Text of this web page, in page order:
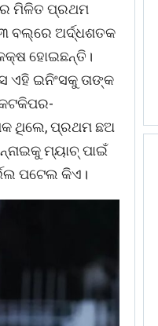
ମିଳିତ ପ୍ରଥମ
ବଲ୍‌ରେ ଅର୍ଦ୍ଧଶତକ
ହୋଇଛନ୍ତି।
ଏହି ଇନିଂସକୁ ତାଙ୍କ
ଥିଲେ, ପ୍ରଥମ ଛଅ
ମ୍ୟାଚ୍ ପାଇଁ
ପଟେଲ କିଏ।